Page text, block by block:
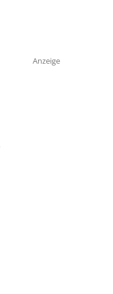
Anzeige